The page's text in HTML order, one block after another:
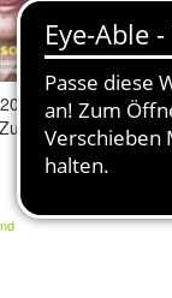
Gemeinsam